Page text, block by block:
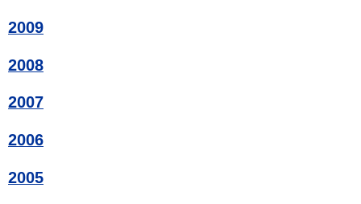
2009
2008
2007
2006
2005